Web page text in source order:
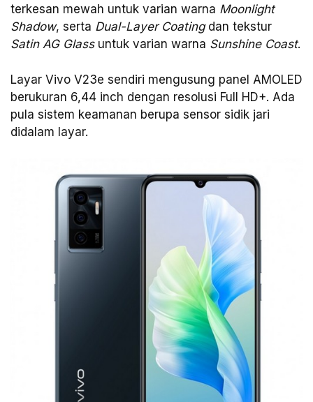
terkesan mewah untuk varian warna Moonlight
Shadow, serta Dual-Layer Coatingdan tekstur
Satin AG Glassuntuk varian warna Sunshine Coast.
Layar Vivo V23e sendiri mengusung panel AMOLED
berukuran 6,44 inch dengan resolusi Full HD+. Ada
pula sistem keamanan berupa sensor sidik jari
didalam layar.